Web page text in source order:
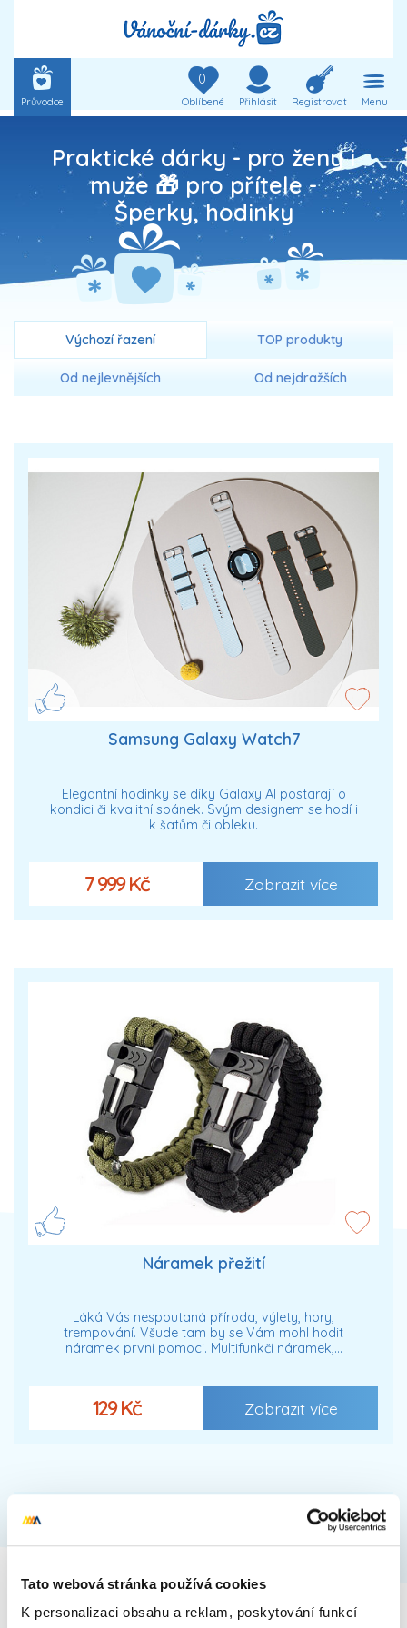
Tato webová stránka používá cookies
K personalizaci obsahu a reklam, poskytování funkcí
Průvodce
0
Oblíbené Přihlásit Registrovat Menu
Praktické dárky - pro ženy i
muže 🎁 pro přítele -
Šperky, hodinky
Výchozí řazení TOP produkty
Od nejlevnějších Od nejdražších
Samsung Galaxy Watch7
Elegantní hodinky se díky Galaxy AI postarají o
kondici či kvalitní spánek. Svým designem se hodí i
k šatům či obleku.
7 999 Kč Zobrazit více
Náramek přežití
Láká Vás nespoutaná příroda, výlety, hory,
trempování. Všude tam by se Vám mohl hodit
náramek první pomoci. Multifunkčí náramek,…
129 Kč Zobrazit více